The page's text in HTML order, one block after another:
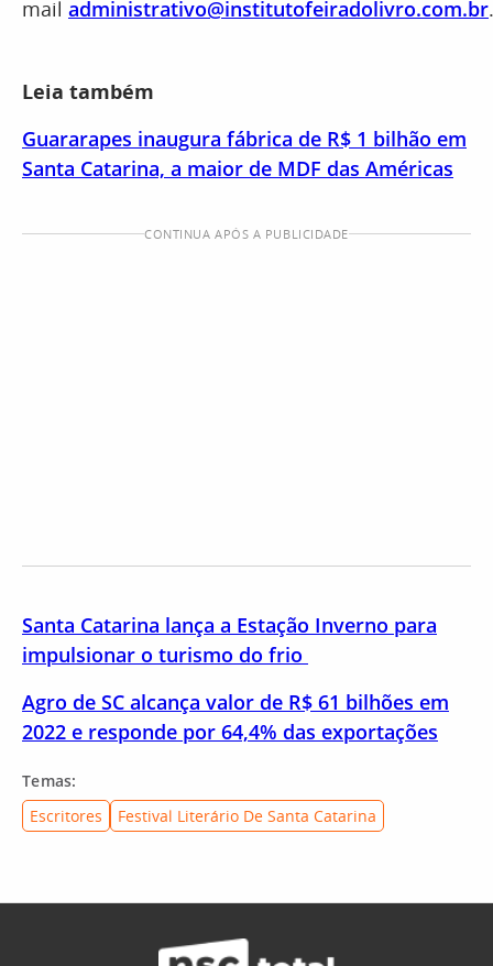
mail administrativo@institutofeiradolivro.com.br.
Leia também
Guararapes inaugura fábrica de R$ 1 bilhão em
Santa Catarina, a maior de MDF das Américas
CONTINUA APÓS A PUBLICIDADE
Santa Catarina lança a Estação Inverno para
impulsionar o turismo do frio
Agro de SC alcança valor de R$ 61 bilhões em
2022 e responde por 64,4% das exportações
Temas:
Escritores
Festival Literário De Santa Catarina